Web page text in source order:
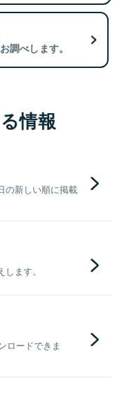
調べします。
情報
の新しい順に掲載
ます。
ロードできま